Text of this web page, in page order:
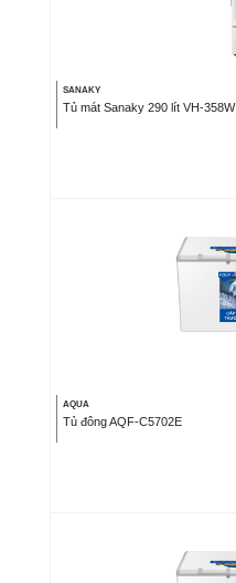
SANAKY
Tủ mát Sanaky 290 lít VH-358W
AQUA
Tủ đông AQF-C5702E